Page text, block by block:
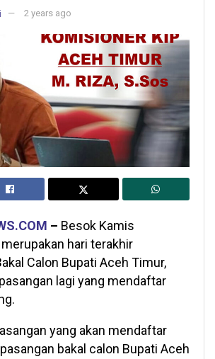
2 years ago
– Besok Kamis
hari terakhir
Calon Bupati Aceh Timur,
lagi yang mendaftar
yang akan mendaftar
bakal calon Bupati Aceh